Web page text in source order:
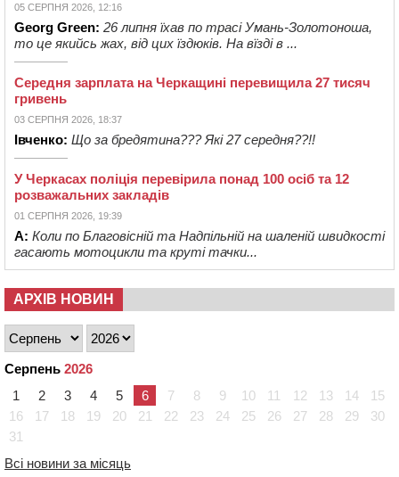
05 СЕРПНЯ 2026, 12:16
Georg Green: 26 липня їхав по трасі Умань-Золотоноша,
то це якийсь жах, від цих їздюків. На вїзді в ...
Середня зарплата на Черкащині перевищила 27 тисяч
гривень
03 СЕРПНЯ 2026, 18:37
Івченко: Що за бредятина??? Які 27 середня??!!
У Черкасах поліція перевірила понад 100 осіб та 12
розважальних закладів
01 СЕРПНЯ 2026, 19:39
А: Коли по Благовісній та Надпільній на шаленій швидкості
гасають мотоцикли та круті тачки...
АРХІВ НОВИН
Серпень 2026
1
2 3 4 5 6 7 8 9 10 11 12 13 14
15
16
17 18 19 20 21 22 23 24 25 26 27 28 29
30
31
Всі новини за місяць